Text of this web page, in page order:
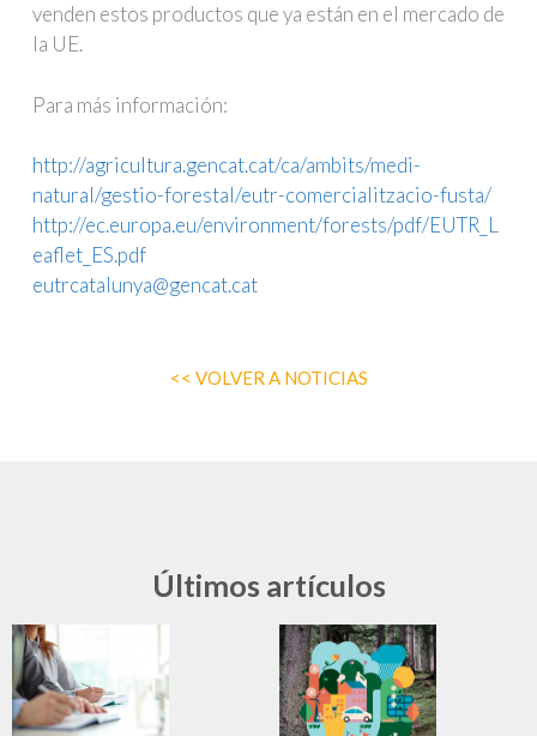
venden estos productos que ya están en el mercado de
la UE.
Para más información:
http://agricultura.gencat.cat/ca/ambits/medi-
natural/gestio-forestal/eutr-comercialitzacio-fusta/
http://ec.europa.eu/environment/forests/pdf/EUTR_L
eaflet_ES.pdf
eutrcatalunya@gencat.cat
<< VOLVER A NOTICIAS
Últimos artículos